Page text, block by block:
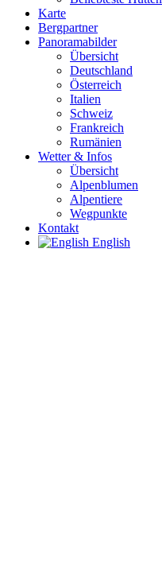
Karte
Bergpartner
Panoramabilder
Übersicht
Deutschland
Österreich
Italien
Schweiz
Frankreich
Rumänien
Wetter & Infos
Übersicht
Alpenblumen
Alpentiere
Wegpunkte
Kontakt
English